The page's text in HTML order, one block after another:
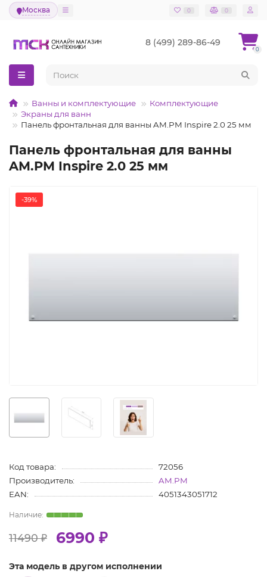
Москва 0 0
8 (499) 289-86-49
0
Ванны и комплектующие
Комплектующие
Экраны для ванн
Панель фронтальная для ванны AM.PM Inspire 2.0 25 мм
Панель фронтальная для ванны
AM.PM Inspire 2.0 25 мм
-39%
Код товара:
72056
Производитель:
AM.PM
EAN:
4051343051712
11490 ₽ 6990 ₽
Эта модель в другом исполнении